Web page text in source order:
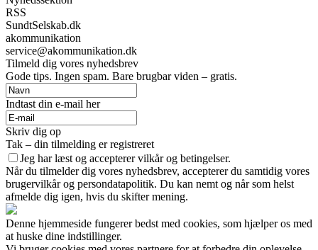
RSS
SundtSelskab.dk
akommunikation
service@akommunikation.dk
Tilmeld dig vores nyhedsbrev
Gode tips. Ingen spam. Bare brugbar viden – gratis.
Indtast din e-mail her
Skriv dig op
Tak – din tilmelding er registreret
Jeg har læst og accepterer vilkår og betingelser.
Når du tilmelder dig vores nyhedsbrev, accepterer du samtidig vores
brugervilkår og persondatapolitik. Du kan nemt og når som helst
afmelde dig igen, hvis du skifter mening.
Denne hjemmeside fungerer bedst med cookies, som hjælper os med
at huske dine indstillinger.